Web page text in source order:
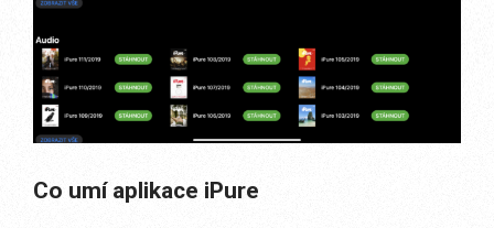
Co umí aplikace iPure